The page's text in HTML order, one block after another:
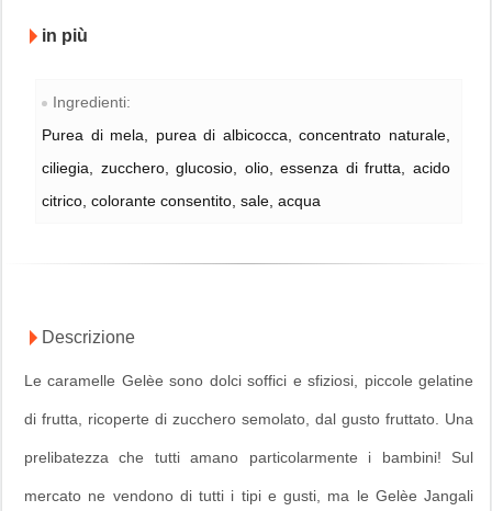
in più
Ingredienti:
Purea di mela, purea di albicocca, concentrato naturale,
ciliegia, zucchero, glucosio, olio, essenza di frutta, acido
citrico, colorante consentito, sale, acqua
Descrizione
Le caramelle Gelèe sono dolci soffici e sfiziosi, piccole gelatine
di frutta, ricoperte di zucchero semolato, dal gusto fruttato. Una
prelibatezza che tutti amano particolarmente i bambini! Sul
mercato ne vendono di tutti i tipi e gusti, ma le Gelèe Jangali